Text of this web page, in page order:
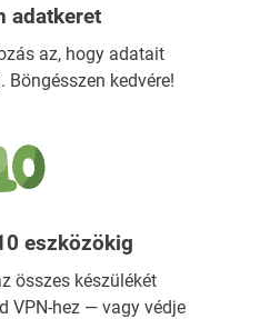
adatkeret
az, hogy adatait
kedvére!
eszközökig
összes készülékét
VPN-hez — vagy védje